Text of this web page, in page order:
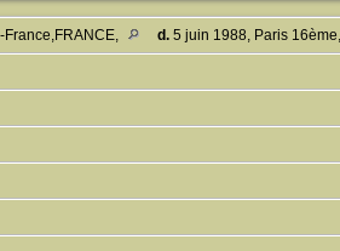
d. 5 juin 1988, Paris